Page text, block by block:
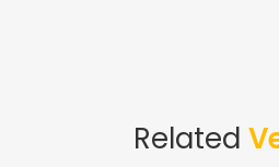
Related